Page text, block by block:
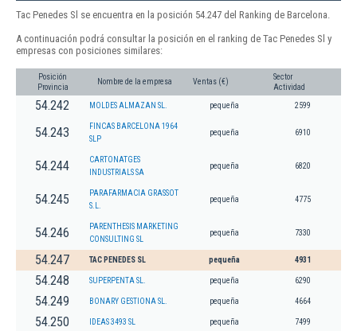
Tac Penedes Sl se encuentra en la posición 54.247 del Ranking de Barcelona.
A continuación podrá consultar la posición en el ranking de Tac Penedes Sl y
empresas con posiciones similares:
Posición
Provincia
Nombre de la empresa Ventas (€)
Sector
Actividad
54.242 MOLDES ALMAZAN SL. pequeña 2599
54.243
FINCAS BARCELONA 1964
SLP
pequeña 6910
54.244
CARTONATGES
INDUSTRIALS SA
pequeña 6820
54.245
PARAFARMACIA GRASSOT
S.L.
pequeña 4775
54.246
PARENTHESIS MARKETING
CONSULTING SL
pequeña 7330
54.247 TAC PENEDES SL pequeña 4931
54.248 SUPERPENTA SL. pequeña 6290
54.249 BONARY GESTIONA SL. pequeña 4664
54.250 IDEAS 3493 SL pequeña 7499